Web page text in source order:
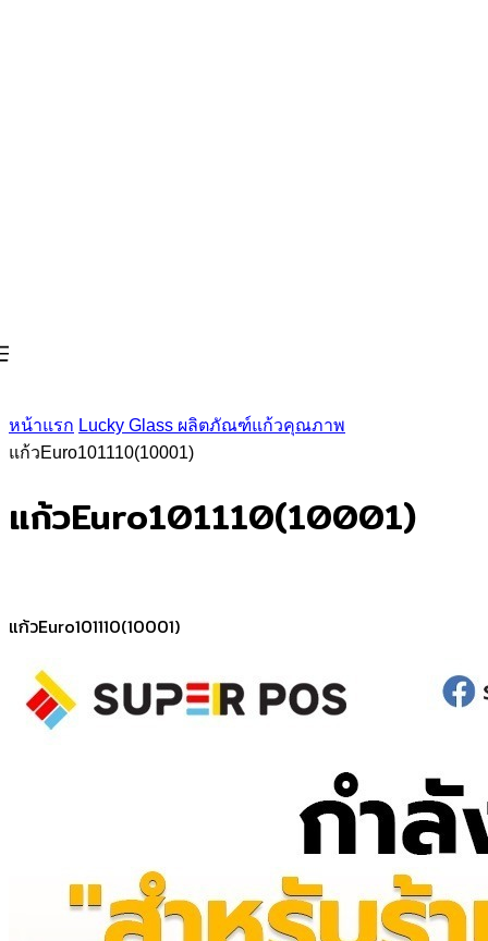
หน้าแรก Lucky Glass ผลิตภัณฑ์แก้วคุณภาพ
แก้วEuro101110(10001)
แก้วEuro101110(10001)
แก้วEuro101110(10001)